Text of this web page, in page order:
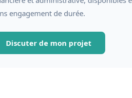
engagement de durée.
Discuter de mon projet